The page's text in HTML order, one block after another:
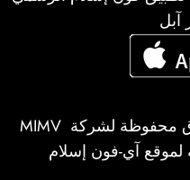
آبل
MIMV
آي-فون إسلام